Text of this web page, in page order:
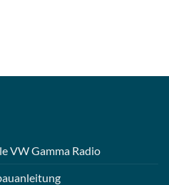
VW Gamma Radio